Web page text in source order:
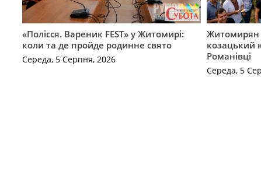
«Полісся. Вареник FEST» у Житомирі:
коли та де пройде родинне свято
Середа, 5 Серпня, 2026
Житомирян
козацький
Романівці
Середа, 5